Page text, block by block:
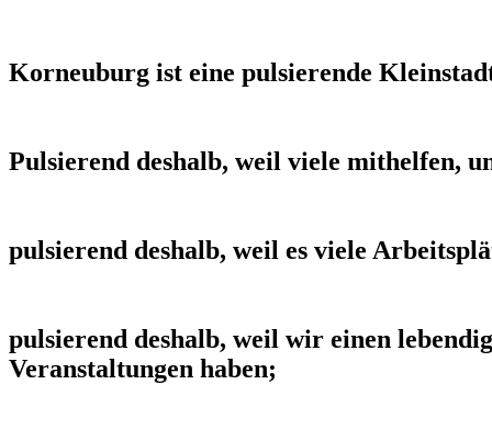
Korneuburg ist eine pulsierende
Pulsierend deshalb, weil viele mithelfen,
pulsierend deshalb, weil es viele
pulsierend deshalb, weil wir einen
Veranstaltungen haben;